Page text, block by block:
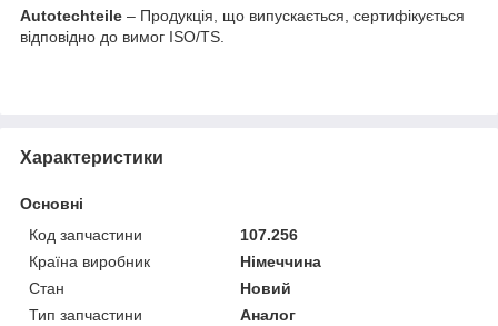
Autotechteile – Продукція, що випускається, сертифікується
відповідно до вимог ISO/TS.
Характеристики
Основні
Код запчастини
107.256
Країна виробник
Німеччина
Стан
Новий
Тип запчастини
Аналог